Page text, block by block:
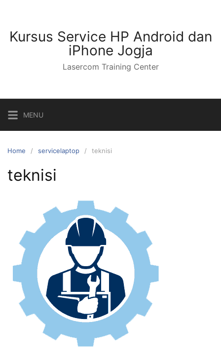
Kursus Service HP Android dan
iPhone Jogja
Lasercom Training Center
MENU
Home servicelaptop teknisi
teknisi